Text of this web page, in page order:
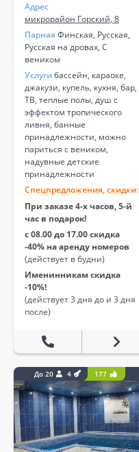
Адрес
микрорайон Горский, 8
Парная Финская, Русская,
Русская на дровах, С
веником
Услуги бассейн, караоке,
джакузи, купель, кухня, бар,
ТВ, теплые полы, душ с
эффектом тропического
ливня, банные
принадлежности, можно
париться с веником,
надувные детские
принадлежности
Спецпредложения, скидки:
При заказе 4-х часов, 5-й
час в подарок!
с 08.00 до 17.00 скидка
-40% на аренду номеров
(действует в будни)
Именинникам скидка
-10%!
(действует 3 дня до и 3 дня
после)
До 20 4 177